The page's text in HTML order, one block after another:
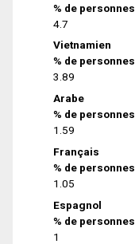
% de personnes
4.7
Vietnamien
% de personnes
3.89
Arabe
% de personnes
1.59
Français
% de personnes
1.05
Espagnol
% de personnes
1